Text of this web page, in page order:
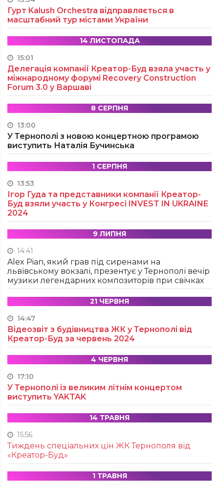
Гурт Kalush Orchestra відправляється в
масштабний тур містами України
14 ЛИСТОПАДА
15:01
Делегація компанії Креатор-Буд взяла участь у
міжнародному форумі Recovery Construction
Forum 3.0 у Варшаві
8 СЕРПНЯ
13:00
У Тернополі з новою концертною програмою
виступить Наталія Бучинська
1 СЕРПНЯ
13:53
Ігор Гуда та представники компанії Креатор-
Буд взяли участь у Конгресі INVEST IN UKRAINE
2024
9 ЛИПНЯ
14:41
Alex Pian, який грав під сиренами на
львівському вокзалі, презентує у Тернополі вечір
музики легендарних композиторів при свічках
21 ЧЕРВНЯ
14:47
Відеозвіт з будівництва ЖК у Тернополі від
Креатор-Буд за червень 2024
4 ЧЕРВНЯ
17:10
У Тернополі із великим літнім концертом
виступить YAKTAK
14 ТРАВНЯ
15:56
Тиждень спеціальних цін ЖК Тернополя від
«Креатор-Буд»
1 ТРАВНЯ